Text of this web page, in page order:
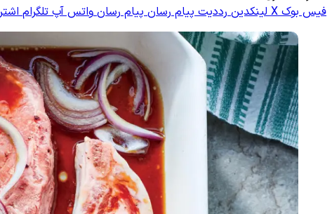
فیس بوک X لینکدین ‫رددیت پیام رسان پیام رسان واتس آپ تلگرام